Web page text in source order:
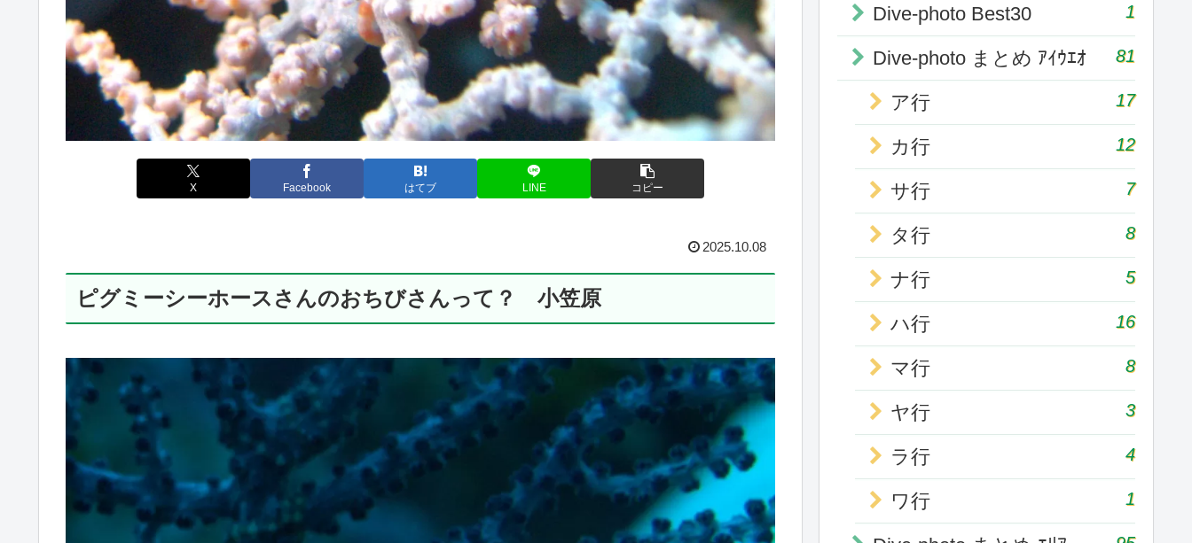
X Facebook はてブ LINE コピー
2025.10.08
ピグミーシーホースさんのおちびさんって？ 小笠原
Dive-photo Best30 1
Dive-photo まとめ ｱｲｳｴｵ 81
ア行 17
カ行 12
サ行 7
タ行 8
ナ行 5
ハ行 16
マ行 8
ヤ行 3
ラ行 4
ワ行 1